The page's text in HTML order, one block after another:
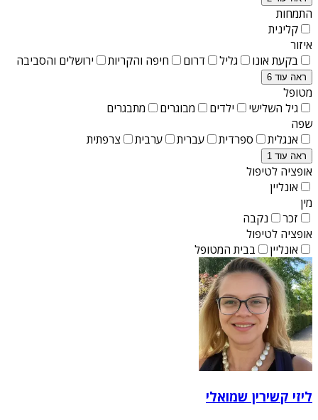
התמחות
קלינית
איזור
בקעת אונו
גליל דרום חיפה והקריות ירושלים והסביבה
ראה עוד 6
מטופל
גיל השלישי
ילדים מבוגרים
מתבגרים
שפה
אנגלית
ספרדית עברית ערבית צרפתית
ראה עוד 1
אופציה לטיפול
אונליין
מין
זכר
נקבה
אופציה לטיפול
אונליין
בבית המטופל
ליזי קשירין שמואלי